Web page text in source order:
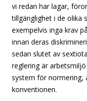
vi redan har lagar,
tillgänglighet i de olika
exempelvis inga krav
innan deras
sedan slutet av
reglering är
system för normering,
konventionen.